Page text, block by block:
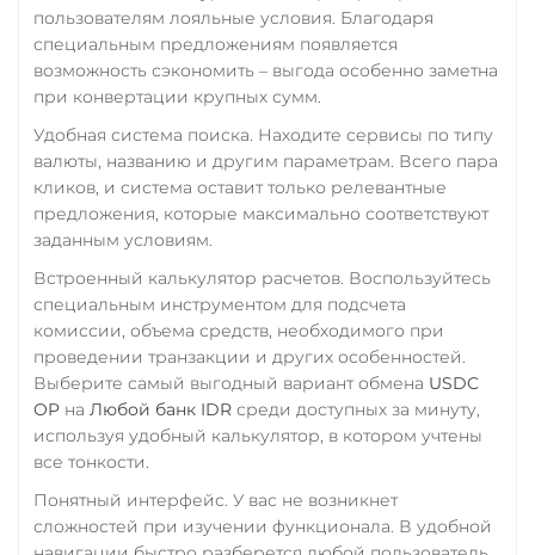
пользователям лояльные условия. Благодаря
специальным предложениям появляется
возможность сэкономить – выгода особенно заметна
при конвертации крупных сумм.
Удобная система поиска. Находите сервисы по типу
валюты, названию и другим параметрам. Всего пара
кликов, и система оставит только релевантные
предложения, которые максимально соответствуют
заданным условиям.
Встроенный калькулятор расчетов. Воспользуйтесь
специальным инструментом для подсчета
комиссии, объема средств, необходимого при
проведении транзакции и других особенностей.
Выберите самый выгодный вариант обмена USDC
OP на Любой банк IDR среди доступных за минуту,
используя удобный калькулятор, в котором учтены
все тонкости.
Понятный интерфейс. У вас не возникнет
сложностей при изучении функционала. В удобной